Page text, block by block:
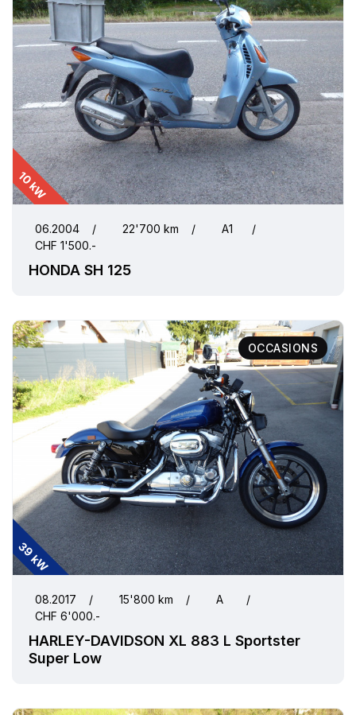
10 kW
06.2004 / 22'700 km / A1
/
CHF 1'500.-
HONDA SH 125
OCCASIONS
39 kW
08.2017 / 15'800 km / A
/
CHF 6'000.-
HARLEY-DAVIDSON XL 883 L Sportster
Super Low